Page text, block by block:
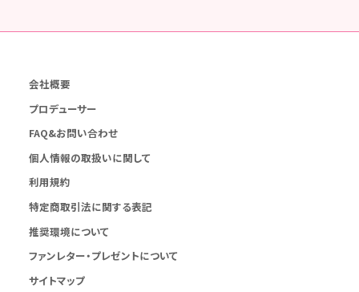
会社概要
プロデューサー
FAQ&お問い合わせ
個人情報の取扱いに関して
利用規約
特定商取引法に関する表記
推奨環境について
ファンレター・プレゼントについて
サイトマップ